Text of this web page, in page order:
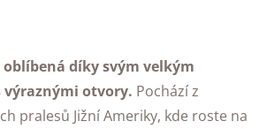
oblíbená díky svým velkým
otvory. Pochází z
pralesů Jižní Ameriky, kde roste na